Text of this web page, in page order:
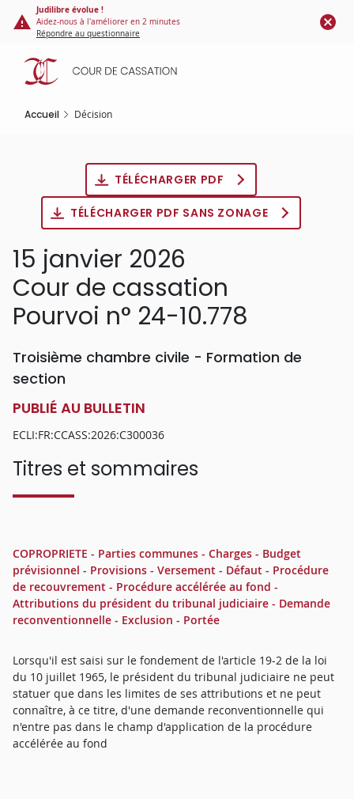
Panneau de gestion des cookies
contenu
principal
Judilibre évolue !
Aidez-nous à l'améliorer en 2 minutes
Répondre au questionnaire
Accueil Décision
TÉLÉCHARGER PDF
TÉLÉCHARGER PDF SANS ZONAGE
15 janvier 2026
Cour de cassation
Pourvoi n° 24-10.778
Troisième chambre civile - Formation de
section
PUBLIÉ AU BULLETIN
ECLI:FR:CCASS:2026:C300036
Titres et sommaires
COPROPRIETE - Parties communes - Charges - Budget
prévisionnel - Provisions - Versement - Défaut - Procédure
de recouvrement - Procédure accélérée au fond -
Attributions du président du tribunal judiciaire - Demande
reconventionnelle - Exclusion - Portée
Lorsqu'il est saisi sur le fondement de l'article 19-2 de la loi
du 10 juillet 1965, le président du tribunal judiciaire ne peut
statuer que dans les limites de ses attributions et ne peut
connaître, à ce titre, d'une demande reconventionnelle qui
n'entre pas dans le champ d'application de la procédure
accélérée au fond